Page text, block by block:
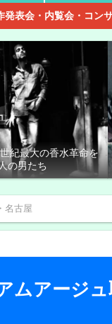
発表会・内覧会・コ
紀最大の香水革命を
の男たち
名古屋
ムアージ